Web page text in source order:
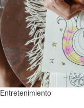
Entretenimiento